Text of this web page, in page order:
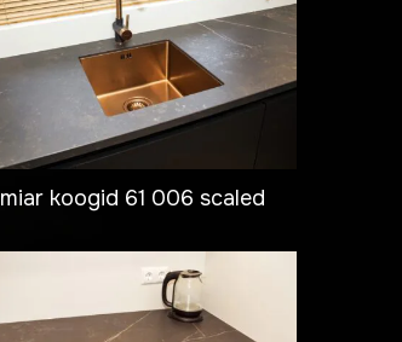
miar koogid 61 006 scaled